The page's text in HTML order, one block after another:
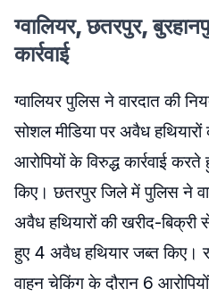
ग्वालियर, छतरपुर,
कार्रवाई
ग्वालियर पुलिस ने वारदात की
सोशल मीडिया पर अवैध
आरोपियों के विरुद्ध कार्रवाई
किए। छतरपुर जिले में पुलिस ने
अवैध हथियारों की खरीद-बिक्री
हुए 4 अवैध हथियार जब्‍त किए।
वाहन चेकिंग के दौरान 6